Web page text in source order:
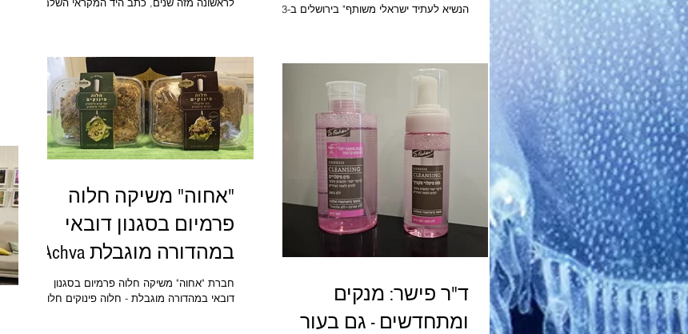
הנשיא לעתיד ישראלי משותף" בירושלים ב-13
דוברים, פאנלים ופורומים של דיאלוג שעסקו
בחזונו של הנשיא הרצוג לשיקום החברה
הישראלית ולמעבר ממשבר לתיקון לקראת
חגיגות 80 שנה למדינת ישראל. הכנס נפתח
בנאום של הנשיא הרצוג, ולאחר מכן דבריה של
בקי כספי, מנכ"לית משרד ישראל של הפדרציות
היהודיות של צפון אמריקה, שותפה בכנס.
התוכנית כללה גם
וחד־פעמי עם אחד האוצרות החשובים ביותר
בעולם: מגילת ישעיהו השלמה (באורך 7.17
מטר) מקומראן ,שתוצג במלואה למשך ארבעה
חודשים בלבד בתערוכה חדשה 'נחמה מן
המדבר'.
ד"ר פישר: מנקים
ומתחדשים - גם בעור
"אחוה" משיקה חלוה
פרמיום בסגנון דובאי
במהדורה מוגבלת Achva
חברת "אחוה" משיקה חלוה פרמיום בסגנון
דובאי במהדורה מוגבלת - חלוה פינוקים חלוה